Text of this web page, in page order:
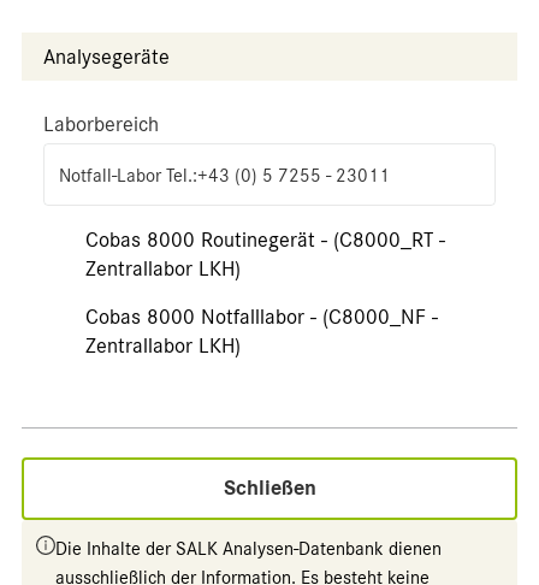
Analysegeräte
Laborbereich
Notfall-Labor Tel.:+43 (0) 5 7255 - 23011
Cobas 8000 Routinegerät - (C8000_RT -
Zentrallabor LKH)
Cobas 8000 Notfalllabor - (C8000_NF -
Zentrallabor LKH)
Schließen
Die Inhalte der SALK Analysen-Datenbank dienen
ausschließlich der Information. Es besteht keine